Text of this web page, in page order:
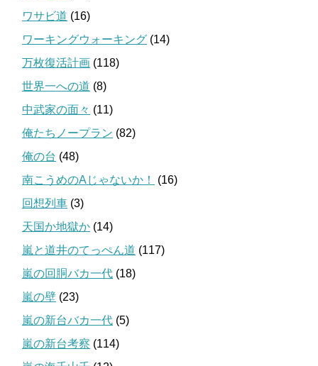
ワサビ道 (16)
ワーキングウォーキング (14)
万枚復活計画 (118)
世界一への道 (8)
中武家の面々 (11)
俺たちノープラン (82)
俺の台 (48)
南こうめのAじゃないか！
(16)
回想列車 (3)
天国か地獄か (14)
嵐と道井のてっぺん道 (117)
嵐の回胴バカ一代 (18)
嵐の壁 (23)
嵐の新台バカ一代 (5)
嵐の新台考察 (114)